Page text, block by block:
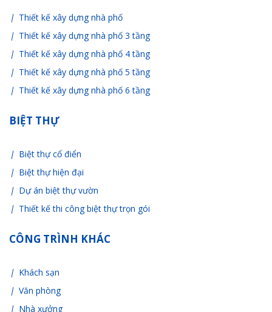
Thiết kế xây dựng nhà phố
Thiết kế xây dựng nhà phố 3 tầng
Thiết kế xây dựng nhà phố 4 tầng
Thiết kế xây dựng nhà phố 5 tầng
Thiết kế xây dựng nhà phố 6 tầng
BIỆT THỰ
Biệt thự cổ điển
Biệt thự hiện đại
Dự án biệt thự vườn
Thiết kế thi công biệt thự trọn gói
CÔNG TRÌNH KHÁC
Khách sạn
Văn phòng
Nhà xưởng